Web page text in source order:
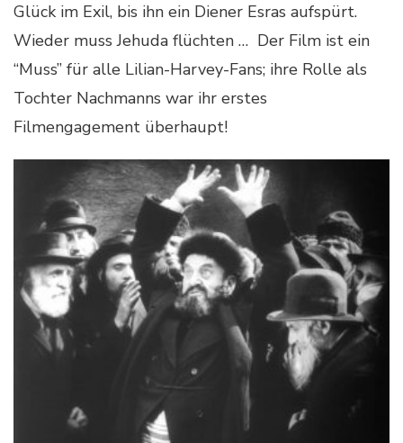
Glück im Exil, bis ihn ein Diener Esras aufspürt.
Wieder muss Jehuda flüchten … Der Film ist ein
“Muss” für alle Lilian-Harvey-Fans; ihre Rolle als
Tochter Nachmanns war ihr erstes
Filmengagement überhaupt!